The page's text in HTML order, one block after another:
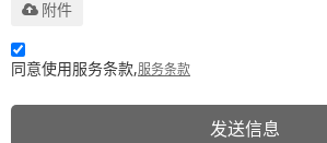
附件
同意使用服务条款,服务条款
发送信息